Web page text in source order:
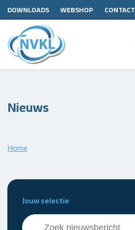
DOWNLOADS WEBSHOP CONTACT
Nieuws
Home
Jouw selectie
Zoeken - nieuws
Search content